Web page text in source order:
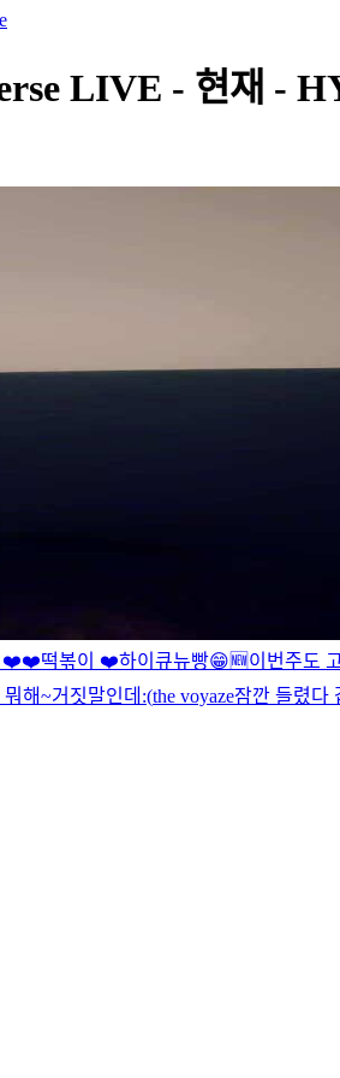
LIVE - 현재 -
❤️❤️떡볶이 ❤️하이 큐뉴빵😁🆕이번주도
뭐해~거짓말인데 :(the voyaze잠깐 들렸다